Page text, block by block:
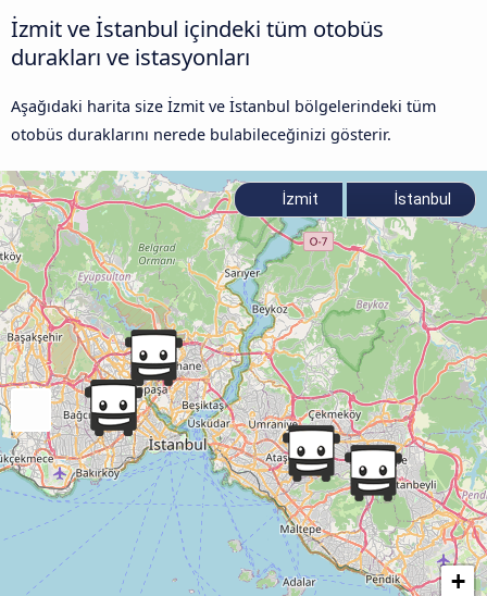
İzmit ve İstanbul içindeki tüm otobüs
durakları ve istasyonları
Aşağıdaki harita size İzmit ve İstanbul bölgelerindeki tüm
otobüs duraklarını nerede bulabileceğinizi gösterir.
+
İzmit İstanbul